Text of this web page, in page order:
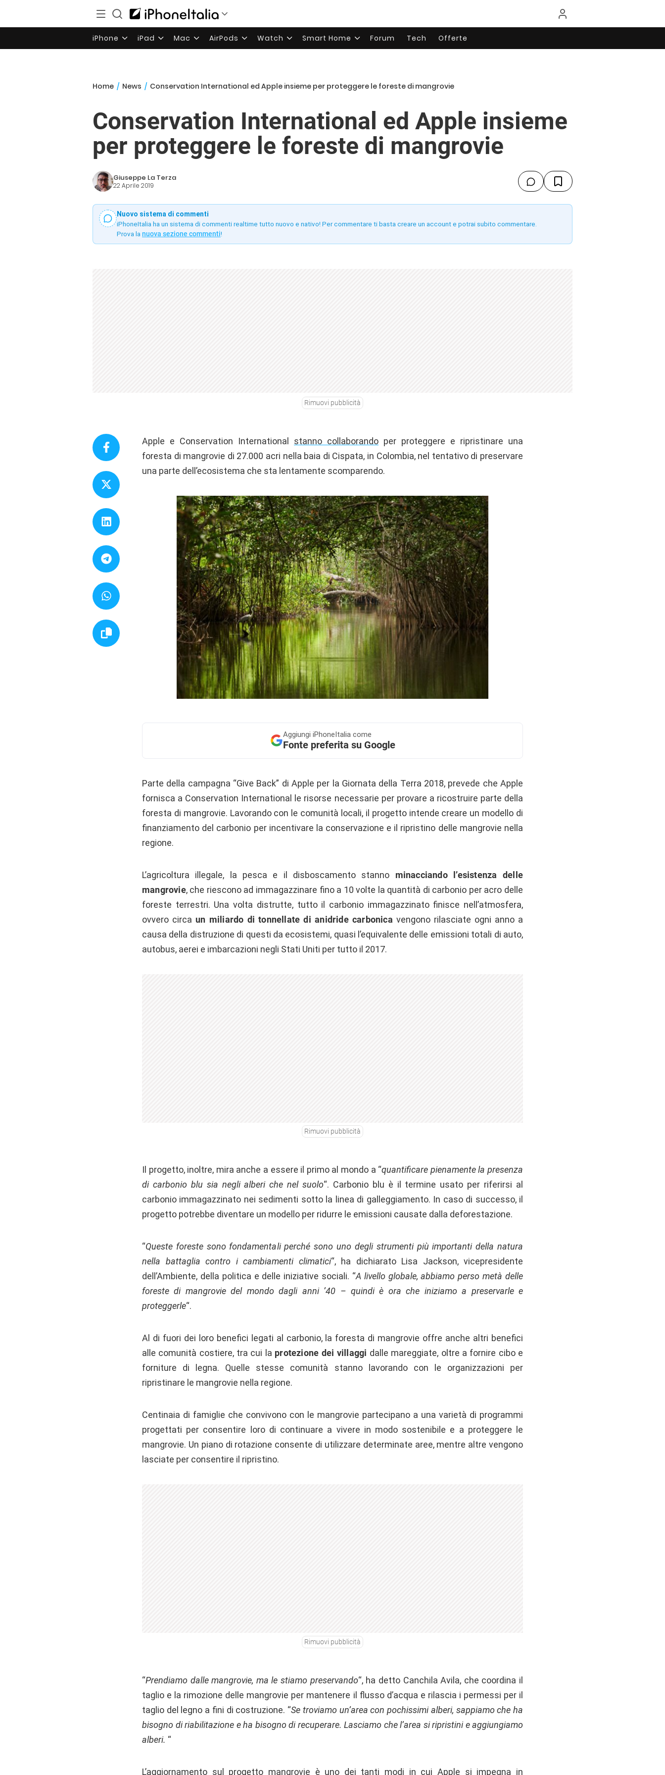
iPhone iPad Mac AirPods Watch Smart Home Forum Tech Offerte
Home / News / Conservation International ed Apple insieme per proteggere le foreste di mangrovie
Conservation International ed Apple insieme
per proteggere le foreste di mangrovie
Giuseppe La Terza
22 Aprile 2019
Nuovo sistema di commenti
iPhoneItalia ha un sistema di commenti realtime tutto nuovo e nativo! Per commentare ti basta creare un account e potrai subito commentare.
Prova la nuova sezione commenti!
Rimuovi pubblicità
Apple e Conservation International stanno collaborando per proteggere e ripristinare una
foresta di mangrovie di 27.000 acri nella baia di Cispata, in Colombia, nel tentativo di preservare
una parte dell’ecosistema che sta lentamente scomparendo.
Aggiungi iPhoneItalia come
Fonte preferita su Google
Parte della campagna “Give Back” di Apple per la Giornata della Terra 2018, prevede che Apple
fornisca a Conservation International le risorse necessarie per provare a ricostruire parte della
foresta di mangrovie. Lavorando con le comunità locali, il progetto intende creare un modello di
finanziamento del carbonio per incentivare la conservazione e il ripristino delle mangrovie nella
regione.
L’agricoltura illegale, la pesca e il disboscamento stanno minacciando l’esistenza delle
mangrovie, che riescono ad immagazzinare fino a 10 volte la quantità di carbonio per acro delle
foreste terrestri. Una volta distrutte, tutto il carbonio immagazzinato finisce nell’atmosfera,
ovvero circa un miliardo di tonnellate di anidride carbonica vengono rilasciate ogni anno a
causa della distruzione di questi da ecosistemi, quasi l’equivalente delle emissioni totali di auto,
autobus, aerei e imbarcazioni negli Stati Uniti per tutto il 2017.
Rimuovi pubblicità
Il progetto, inoltre, mira anche a essere il primo al mondo a “quantificare pienamente la presenza
di carbonio blu sia negli alberi che nel suolo“. Carbonio blu è il termine usato per riferirsi al
carbonio immagazzinato nei sedimenti sotto la linea di galleggiamento. In caso di successo, il
progetto potrebbe diventare un modello per ridurre le emissioni causate dalla deforestazione.
“Queste foreste sono fondamentali perché sono uno degli strumenti più importanti della natura
nella battaglia contro i cambiamenti climatici“, ha dichiarato Lisa Jackson, vicepresidente
dell’Ambiente, della politica e delle iniziative sociali. “A livello globale, abbiamo perso metà delle
foreste di mangrovie del mondo dagli anni ’40 – quindi è ora che iniziamo a preservarle e
proteggerle“.
Al di fuori dei loro benefici legati al carbonio, la foresta di mangrovie offre anche altri benefici
alle comunità costiere, tra cui la protezione dei villaggi dalle mareggiate, oltre a fornire cibo e
forniture di legna. Quelle stesse comunità stanno lavorando con le organizzazioni per
ripristinare le mangrovie nella regione.
Centinaia di famiglie che convivono con le mangrovie partecipano a una varietà di programmi
progettati per consentire loro di continuare a vivere in modo sostenibile e a proteggere le
mangrovie. Un piano di rotazione consente di utilizzare determinate aree, mentre altre vengono
lasciate per consentire il ripristino.
Rimuovi pubblicità
“Prendiamo dalle mangrovie, ma le stiamo preservando“, ha detto Canchila Avila, che coordina il
taglio e la rimozione delle mangrovie per mantenere il flusso d’acqua e rilascia i permessi per il
taglio del legno a fini di costruzione. “Se troviamo un’area con pochissimi alberi, sappiamo che ha
bisogno di riabilitazione e ha bisogno di recuperare. Lasciamo che l’area si ripristini e aggiungiamo
alberi. “
L’aggiornamento sul progetto mangrovie è uno dei tanti modi in cui Apple si impegna in